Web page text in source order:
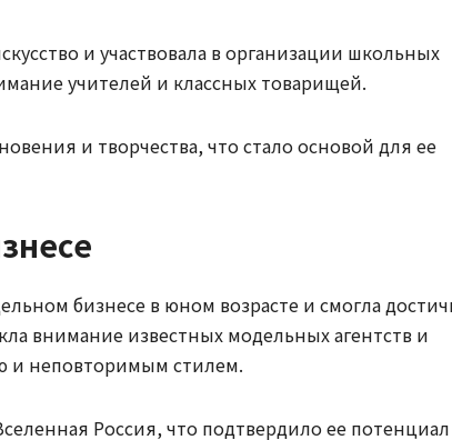
и участвовала в организации школьных
учителей и классных товарищей.
и творчества, что стало основой для ее
бизнесе в юном возрасте и смогла
внимание известных модельных агентств и
и неповторимым стилем.
Россия, что подтвердило ее